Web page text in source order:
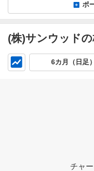
ポ
(株)サンウッド
6カ月（日足）
チャ